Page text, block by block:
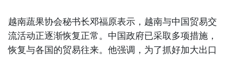
越南蔬果协会秘书长邓福原表示，越南与中国贸易交
流活动正逐渐恢复正常。中国政府已采取多项措施，
恢复与各国的贸易往来。他强调，为了抓好加大出口